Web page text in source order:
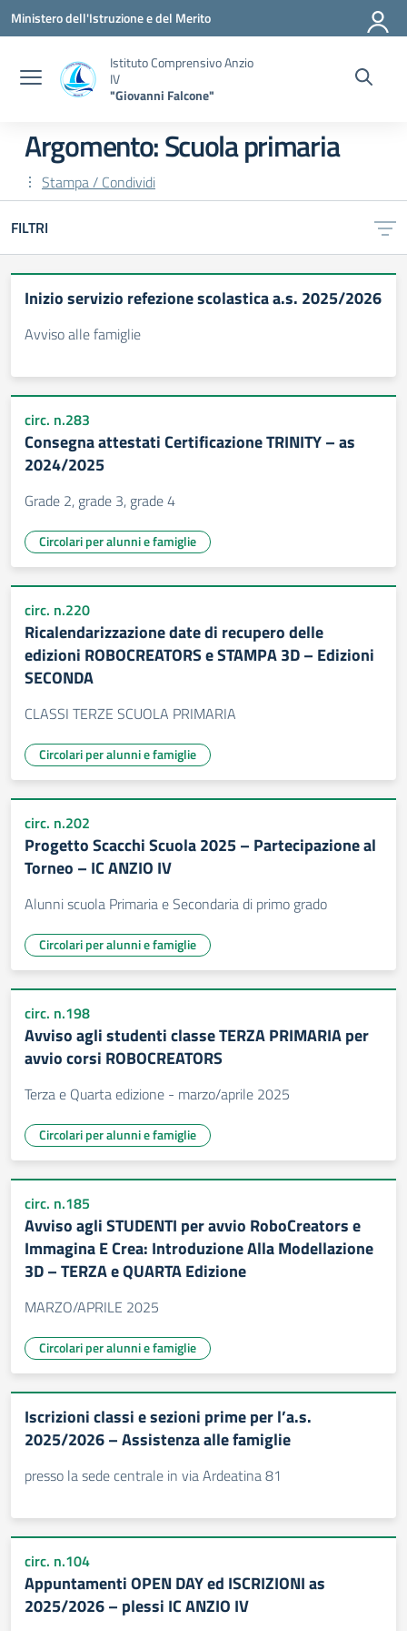
Vai ai contenuti
Vai al menu di navigazione
Vai al footer
Ministero dell'Istruzione e del Merito
Istituto Comprensivo Anzio
IV
"Giovanni Falcone"
Argomento: Scuola primaria
Stampa / Condividi
FILTRI
Inizio servizio refezione scolastica a.s. 2025/2026
Avviso alle famiglie
circ. n.283
Consegna attestati Certificazione TRINITY – as
2024/2025
Grade 2, grade 3, grade 4
Circolari per alunni e famiglie
circ. n.220
Ricalendarizzazione date di recupero delle
edizioni ROBOCREATORS e STAMPA 3D – Edizioni
SECONDA
CLASSI TERZE SCUOLA PRIMARIA
Circolari per alunni e famiglie
circ. n.202
Progetto Scacchi Scuola 2025 – Partecipazione al
Torneo – IC ANZIO IV
Alunni scuola Primaria e Secondaria di primo grado
Circolari per alunni e famiglie
circ. n.198
Avviso agli studenti classe TERZA PRIMARIA per
avvio corsi ROBOCREATORS
Terza e Quarta edizione - marzo/aprile 2025
Circolari per alunni e famiglie
circ. n.185
Avviso agli STUDENTI per avvio RoboCreators e
Immagina E Crea: Introduzione Alla Modellazione
3D – TERZA e QUARTA Edizione
MARZO/APRILE 2025
Circolari per alunni e famiglie
Iscrizioni classi e sezioni prime per l’a.s.
2025/2026 – Assistenza alle famiglie
presso la sede centrale in via Ardeatina 81
circ. n.104
Appuntamenti OPEN DAY ed ISCRIZIONI as
2025/2026 – plessi IC ANZIO IV